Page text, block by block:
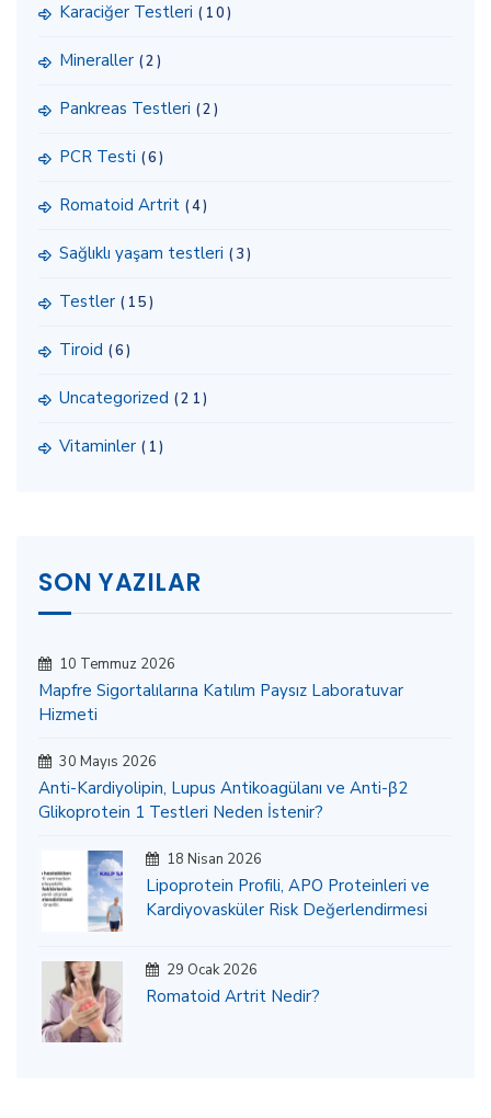
Karaciğer Testleri (10)
Mineraller (2)
Pankreas Testleri (2)
PCR Testi (6)
Romatoid Artrit (4)
Sağlıklı yaşam testleri (3)
Testler (15)
Tiroid (6)
Uncategorized (21)
Vitaminler (1)
SON YAZILAR
10 Temmuz 2026
Mapfre Sigortalılarına Katılım Paysız Laboratuvar
Hizmeti
30 Mayıs 2026
Anti-Kardiyolipin, Lupus Antikoagülanı ve Anti-β2
Glikoprotein 1 Testleri Neden İstenir?
18 Nisan 2026
Lipoprotein Profili, APO Proteinleri ve
Kardiyovasküler Risk Değerlendirmesi
29 Ocak 2026
Romatoid Artrit Nedir?